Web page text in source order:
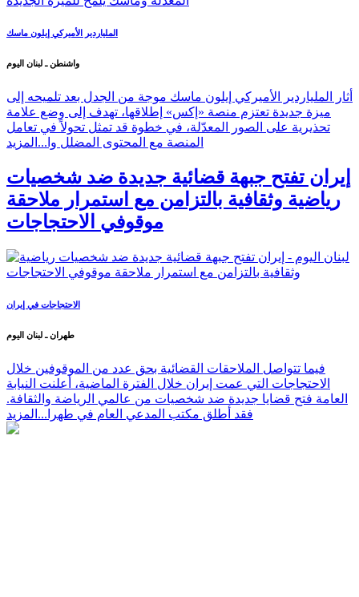
الملياردير الأميركي إيلون ماسك
واشنطن ـ لبنان اليوم
أثار الملياردير الأميركي إيلون ماسك موجة من الجدل بعد تلميحه إلى
ميزة جديدة تعتزم منصة «إكس» إطلاقها، تهدف إلى وضع علامة
تحذيرية على الصور المعدّلة، في خطوة قد تمثل تحولاً في تعامل
المنصة مع المحتوى المضلل وا... المزيد
إيران تفتح جبهة قضائية جديدة ضد شخصيات
رياضية وثقافية بالتزامن مع استمرار ملاحقة
موقوفي الاحتجاجات
الاحتجاجات في إيران
طهران ـ لبنان اليوم
فيما تتواصل الملاحقات القضائية بحق عدد من الموقوفين خلال
الاحتجاجات التي عمت إيران خلال الفترة الماضية، أعلنت النيابة
العامة فتح قضايا جديدة ضد شخصيات من عالمي الرياضة والثقافة.
فقد أطلق مكتب المدعي العام في طهرا... المزيد